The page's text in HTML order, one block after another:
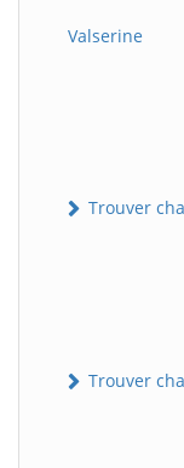
Valserine
Trouver
Trouver